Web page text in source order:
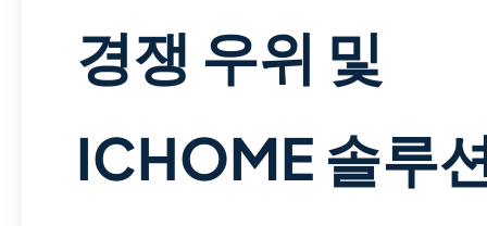
경쟁 우위 및
ICHOME 솔루